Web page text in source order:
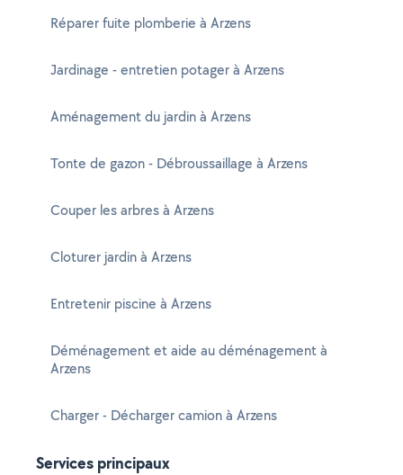
Réparer fuite plomberie à Arzens
Jardinage - entretien potager à Arzens
Aménagement du jardin à Arzens
Tonte de gazon - Débroussaillage à Arzens
Couper les arbres à Arzens
Cloturer jardin à Arzens
Entretenir piscine à Arzens
Déménagement et aide au déménagement à
Arzens
Charger - Décharger camion à Arzens
Services principaux